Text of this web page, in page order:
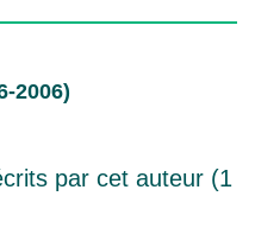
2006)
par cet auteur (1